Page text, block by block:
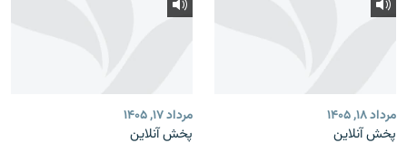
مرداد ۱۸, ۱۴۰۵
پخش آنلاین
مرداد ۱۷, ۱۴۰۵
پخش آنلاین